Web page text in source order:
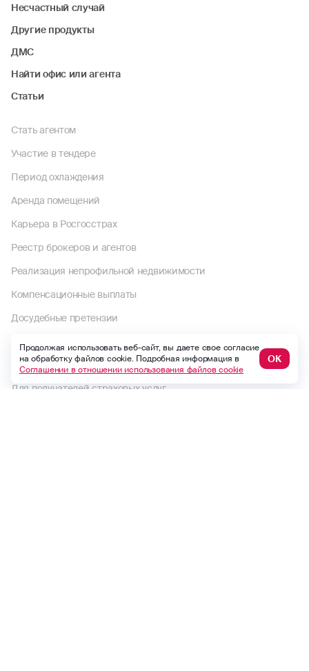
Несчастный случай
Другие продукты
ДМС
Найти офис или агента
Статьи
Стать агентом
Участие в тендере
Период охлаждения
Аренда помещений
Карьера в Росгосстрах
Реестр брокеров и агентов
Реализация непрофильной недвижимости
Компенсационные выплаты
Досудебные претензии
Раскрытие информации
Пользовательское соглашение
Для получателей страховых услуг
Продолжая использовать веб-сайт, вы даете свое согласие
на обработку файлов cookie. Подробная информация в
Соглашении в отношении использования файлов cookie
ОК